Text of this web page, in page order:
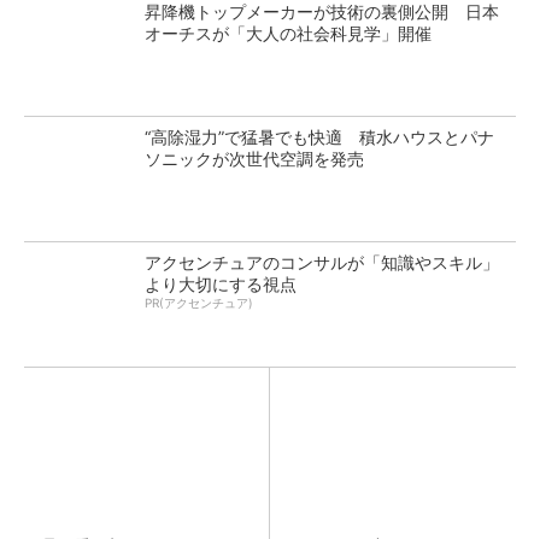
昇降機トップメーカーが技術の裏側公開 日本
オーチスが「大人の社会科見学」開催
“高除湿力”で猛暑でも快適 積水ハウスとパナ
ソニックが次世代空調を発売
アクセンチュアのコンサルが「知識やスキル」
より大切にする視点
PR(アクセンチュア)